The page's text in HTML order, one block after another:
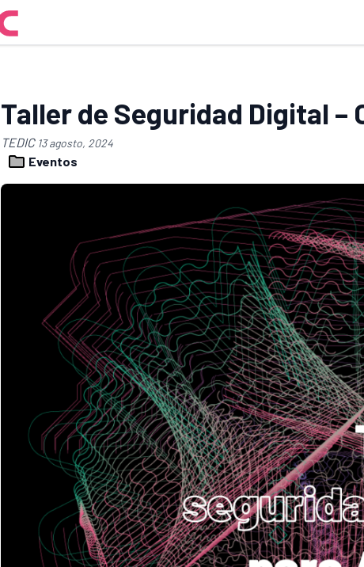
Taller de Seguridad Digital –
TEDIC 13 agosto, 2024
Eventos